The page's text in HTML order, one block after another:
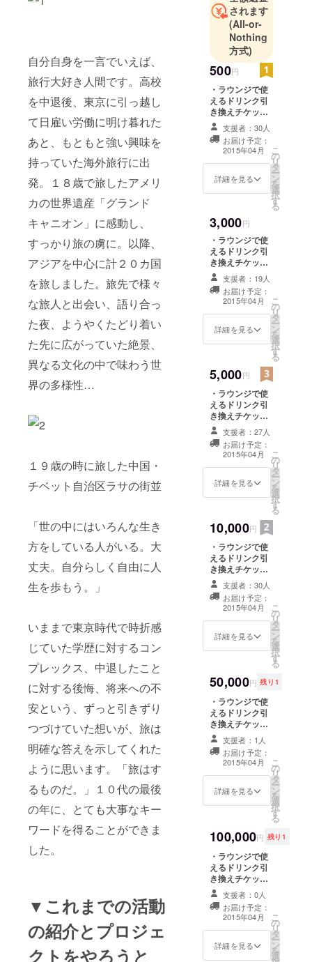
自分自身を一言でいえば、
旅行大好き人間です。高校
を中退後、東京に引っ越し
て日雇い労働に明け暮れた
あと、もともと強い興味を
持っていた海外旅行に出
発。１８歳で旅したアメリ
カの世界遺産「グランド
キャニオン」に感動し、
すっかり旅の虜に。以降、
アジアを中心に計２０カ国
を旅しました。旅先で様々
な旅人と出会い、語り合っ
た夜、ようやくたどり着い
た先に広がっていた絶景、
異なる文化の中で味わう世
界の多様性…
１９歳の時に旅した中国・
チベット自治区ラサの街並
「世の中にはいろんな生き
方をしている人がいる。大
丈夫。自分らしく自由に人
生を歩もう。」
いままで東京時代で時折感
じていた学歴に対するコン
プレックス、中退したこと
に対する後悔、将来への不
安という、ずっと引きずり
つづけていた想いが、旅は
明確な答えを示してくれた
ように思います。「旅はす
るものだ。」１０代の最後
の年に、とても大事なキー
ワードを得ることができま
した。
▼これまでの活動
の紹介とプロジェ
クトをやろうと
旅を繰り返
す日々。
2013年１０
月、大畑の
呼びかけに
より、ゲス
トハウス開
業計画がス
タート。
「2014年１
２月１日ま
でにオープ
ン」と決
し。資金調
達の壁を乗
り越え、予
定通り今年
の１２月に
オープンす
ることがで
きました。
そして現
在、新たな
計画を立ち
上げ、
CampFireを
通して資金
を集めよう
としていま
す。
URL1:Social
FBページ
URL2:ソウイ
チ個人ブロ
グ「シュー
ショクイガ
イ」
URL3:フリー
マガジン
JAYWALK
ジ
URL4:宿予約
情報・写真
ページ
URL5:Social
Hostel 365
公式ページ
されます
(All-or-
Nothing
方式)
500円
・ラウンジで使
えるドリンク引
き換えチケッ
ト。 ・ホーム
ページに支援者
としてあなたの
お名前を記載さ
せて頂きます。
支援者：30人
お届け予定：
2015年04月
詳細を見る
こ
の
リ
タ
ー
ン
を
選
択
す
る
3,000円
・ラウンジで使
えるドリンク引
き換えチケッ
ト。 ・ホーム
ページに支援者
としてあなたの
お名前を記載。
・運営者より感
謝のビデオメッ
支援者：19人
お届け予定：
2015年04月
詳細を見る
こ
の
リ
タ
ー
ン
を
選
択
す
る
5,000円
・ラウンジで使
えるドリンク引
き換えチケッ
ト。 ・ホーム
ページとラウン
ジに支援者とし
てあなたのお名
前を記載。 ・運
営者より感謝の
宿泊券（1泊分）
支援者：27人
お届け予定：
2015年04月
詳細を見る
こ
の
リ
タ
ー
ン
を
選
択
す
る
10,000円
・ラウンジで使
えるドリンク引
き換えチケッ
ト。 ・ホーム
ページとラウン
ジに支援者とし
てあなたのお名
前を記載。 ・運
営者より感謝の
分）
支援者：30人
お届け予定：
2015年04月
詳細を見る
こ
の
リ
タ
ー
ン
を
選
択
す
る
50,000円 残り1
・ラウンジで使
えるドリンク引
き換えチケッ
ト。 ・ホーム
ページとラウン
ジに支援者とし
てあなたのお名
前を記載。 ・運
営者より感謝の
分） ・一階ラウ
ンジとSocial
Hostel 365の貸
切権。
支援者：1人
お届け予定：
2015年04月
詳細を見る
こ
の
リ
タ
ー
ン
を
選
択
す
る
100,000円 残り1
・ラウンジで使
えるドリンク引
き換えチケッ
ト。 ・ホーム
ページとラウン
ジに支援者とし
てあなたのお名
前を記載。 ・運
営者より感謝の
支援者：0人
お届け予定：
2015年04月
詳細を見る
こ
の
リ
タ
ー
ン
を
選